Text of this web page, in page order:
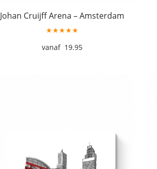
Johan Cruijff Arena – Amsterdam
★★★★★
19.95